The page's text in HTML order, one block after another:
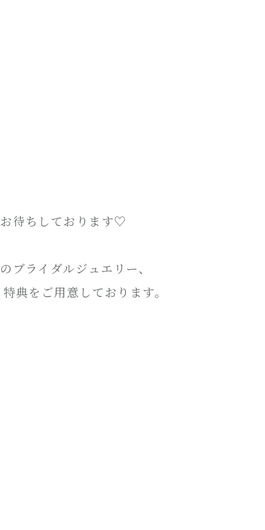
待ちしております♡
ライダルジュエリー、
典をご用意しております。